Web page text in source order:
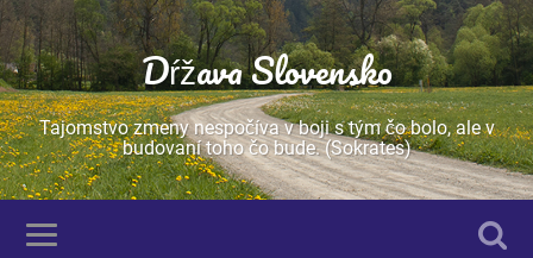
Dŕžava Slovensko
Tajomstvo zmeny nespočíva v boji s tým čo bolo, ale v
budovaní toho čo bude. (Sokrates)